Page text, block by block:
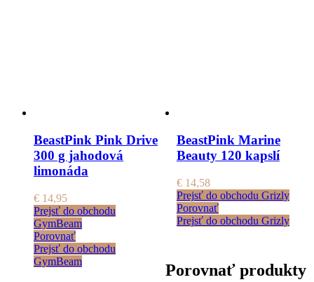
BeastPink Pink Drive
300 g jahodová
limonáda
€ 14,95
Prejsť do obchodu
GymBeam
Porovnať
Prejsť do obchodu
GymBeam
BeastPink Marine
Beauty 120 kapslí
€14,58
Prejsť do obchodu Grizly
Porovnať
Prejsť do obchodu Grizly
Porovnať produkty